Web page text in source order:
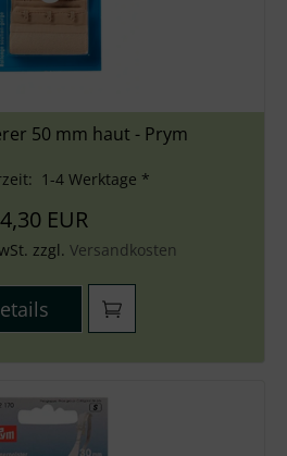
50 mm haut - Prym
1-4 Werktage *
4,30 EUR
zzgl. Versandkosten